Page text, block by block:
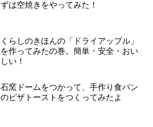
ずは空焼きをやってみた！
くらしのきほんの「ドライアップル」
を作ってみたの巻。簡単・安全・おい
しい！
石窯ドームをつかって、手作り食パン
のピザトーストをつくってみたよ